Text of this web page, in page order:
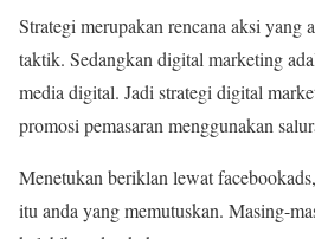
Strategi merupakan rencana aksi yang
taktik. Sedangkan digital marketing
media digital. Jadi strategi digital
promosi pemasaran menggunakan
Menetukan beriklan lewat
itu anda yang memutuskan. Masing-